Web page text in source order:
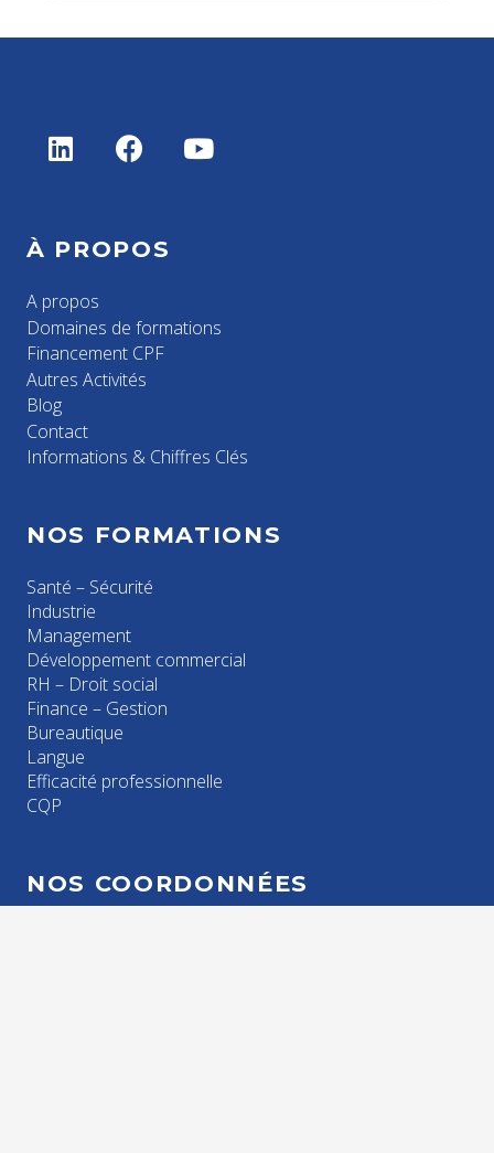
À PROPOS
A propos
Domaines de formations
Financement CPF
Autres Activités
Blog
Contact
Informations & Chiffres Clés
NOS FORMATIONS
Santé – Sécurité
Industrie
Management
Développement commercial
RH – Droit social
Finance – Gestion
Bureautique
Langue
Efficacité professionnelle
CQP
NOS COORDONNÉES